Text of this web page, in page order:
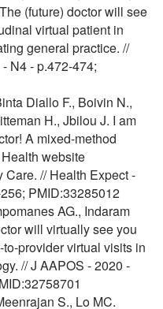
(future) doctor will see
virtual patient in
general practice. //
N4 - p.472-474;
Diallo F., Boivin N.,
H., Jbilou J. I am
A mixed-method
website
// Health Expect -
PMID:33285012
AG., Indaram
will virtually see you
provider virtual visits in
// J AAPOS - 2020 -
S., Lo MC.